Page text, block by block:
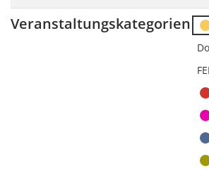
Veranstaltungskategorien